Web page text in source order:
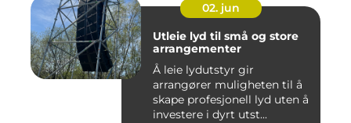
02. jun
Utleie lyd til små og store
arrangementer
Å leie lydutstyr gir
arrangører muligheten til å
skape profesjonell lyd uten å
investere i dyrt utst...